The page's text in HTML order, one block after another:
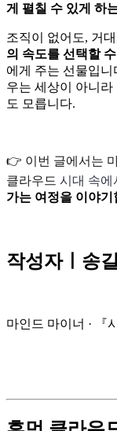
게 펼칠 수 있게 하
조직이 없어도, 거
의 속도를 선택할
에게 주는 선물입니
우는 세상이 아니라
도 모릅니다.
👉 이번 글에서는
클라우드 시대 속에
가는 여정을 이야기
작성자ㅣ송
마인드 마이너 · 『